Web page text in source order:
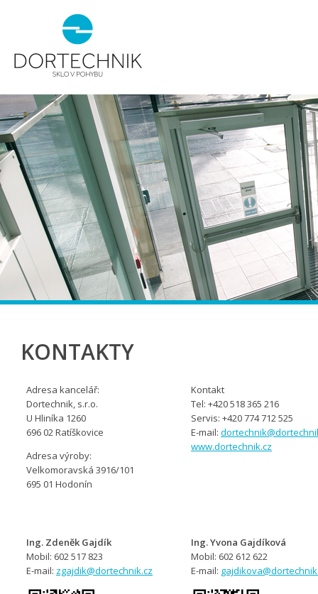
KONTAKTY
Adresa kancelář:
Dortechnik, s.r.o.
U Hliníka 1260
696 02 Ratíškovice
Adresa výroby:
Velkomoravská 3916/101
695 01 Hodonín
Kontakt
Tel: +420 518 365 216
Servis: +420 774 712 525
E-mail:
www.dortechnik.cz
Ing. Zdeněk Gajdík
Mobil: 602 517 823
E-mail: zgajdik@dortechnik.cz
Ing. Yvona Gajdíková
Mobil: 602 612 622
E-mail: